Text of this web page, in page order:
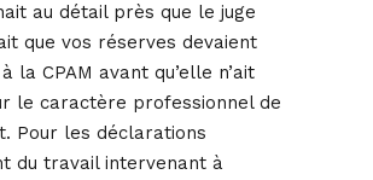
au détail près que le juge
que vos réserves devaient
la CPAM avant qu’elle n’ait
le caractère professionnel de
Pour les déclarations
du travail intervenant à